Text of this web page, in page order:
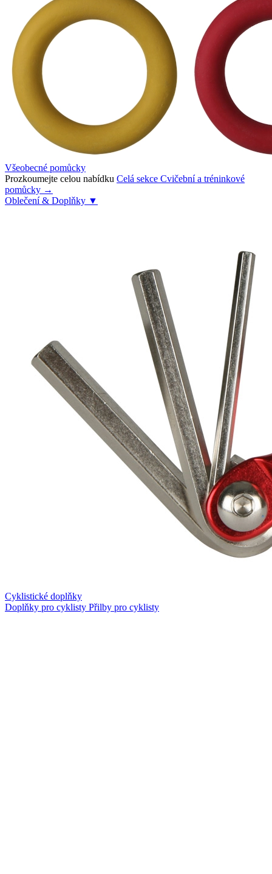
Všeobecné pomůcky
Prozkoumejte celou nabídku Celá sekce Cvičební a tréninkové
pomůcky →
Oblečení & Doplňky ▼
Cyklistické doplňky
Doplňky pro cyklisty Přilby pro cyklisty